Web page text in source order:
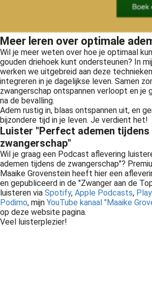
Meer leren over optimale
Wil je meer weten over hoe je optimaal
gouden driehoek kunt ondersteunen? In
werken we uitgebreid aan deze
integreren in je dagelijkse leven. Samen
zwangerschap ontspannen verloopt en je
na de bevalling.
Adem rustig in, blaas ontspannen uit, en
bijzondere tijd in je leven. Je verdient het!
Luister "Perfect ademen tijdens
zwangerschap"
Wil je graag een Podcast aflevering
ademen tijdens de zwangerschap"?
Maaike Grovenstein heeft hier een
en gepubliceerd in de "Zwanger aan de
luisteren via Spotify, Apple Podcasts,
Podimo, mijn YouTube kanaal "Maaike
op deze website pagina.
Veel luisterplezier!